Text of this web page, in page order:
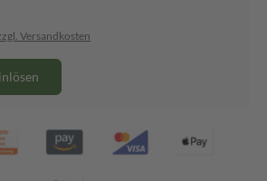
Versandkosten